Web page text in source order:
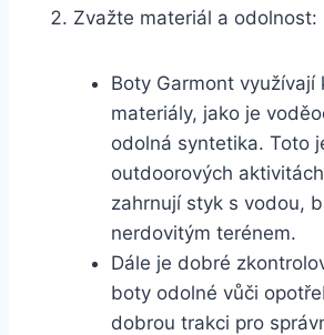
Zvažte materiál a ‍odolnost:
Boty Garmont využívají
materiály, jako je
odolná syntetika. Toto
outdoorových
zahrnují styk s⁣ vodou,​
nerdovitým terénem.
Dále je dobré
boty odolné vůči
dobrou trakci pro